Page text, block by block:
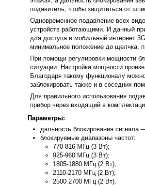
подавитель, чтобы защититься от
Одновременное подавление всех
устройств работающими. И данный
для доступа в мобильный интернет
минимальное положение до щелчка,
При помощи регулировки мощности
ситуации. Настройка мощности
Благодаря такому функционалу
заблокировать также и в соседних
Для правильного использования
прибор через входящий в
Параметры:
дальность блокирования сигнала
блокируемые диапазоны частот:
770-816 МГц (3 Вт);
925-960 МГц (3 Вт);
1805-1880 МГц (2 Вт);
2110-2170 МГц (2 Вт);
2500-2700 МГц (2 Вт).